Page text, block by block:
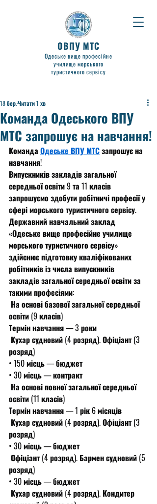
ОВПУ МТС
Одеське вище професійне
училище морського
туристичного сервісу
Команда Одеського ВПУ
МТС запрошує на навчання!
18 бер. Читати 1 хв
Команда Одеське ВПУ МТС запрошує на
навчання!
Випускників закладів загальної
середньої освіти 9 та 11 класів
запрошуємо здобути робітничі професії у
сфері морського туристичного сервісу.
Державний навчальний заклад
«Одеське вище професійне училище
морського туристичного сервісу»
здійснює підготовку кваліфікованих
робітників із числа випускників
закладів загальної середньої освіти за
такими професіями:
На основі базової загальної середньої
освіти (9 класів)
Термін навчання — 3 роки
Кухар судновий (4 розряд). Офіціант (3
розряд)
• 150 місць — бюджет
• 30 місць — контракт
На основі повної загальної середньої
освіти (11 класів)
Термін навчання — 1 рік 6 місяців
Кухар судновий (4 розряд). Офіціант (3
розряд)
• 30 місць — бюджет
Офіціант (4 розряд). Бармен судновий (5
розряд)
• 30 місць — бюджет
Кухар судновий (4 розряд). Кондитер